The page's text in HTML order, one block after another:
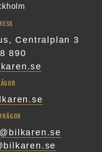
Centralplan 3
890